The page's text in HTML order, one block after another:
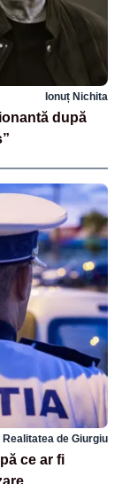
Ionuț Nichita
după
Realitatea de Giurgiu
ce ar fi